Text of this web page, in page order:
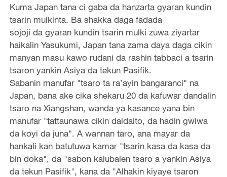
Kuma Japan tana ci gaba da hanzarta gyaran kundin
tsarin mulkinta. Ba shakka daga fadada
sojoji da gyaran kundin tsarin mulki zuwa ziyartar
haikalin Yasukumi, Japan tana zama daya daga cikin
manyan masu kawo rudani da rashin tabbaci a tsarin
tsaron yankin Asiya da tekun Pasifik.
Sabanin manufar "tsaro ta ra’ayin bangaranci" na
Japan, bana ake cika shekaru 20 da kafuwar dandalin
tsaro na Xiangshan, wanda ya kasance yana bin
manufar "tattaunawa cikin daidaito, da hadin gwiwa
da koyi da juna". A wannan taro, ana mayar da
hankali kan batutuwa kamar "tsarin kasa da kasa da
bin doka", da "sabon kalubalen tsaro a yankin Asiya
da tekun Pasifik", kana da "Alhakin kiyaye tsaron